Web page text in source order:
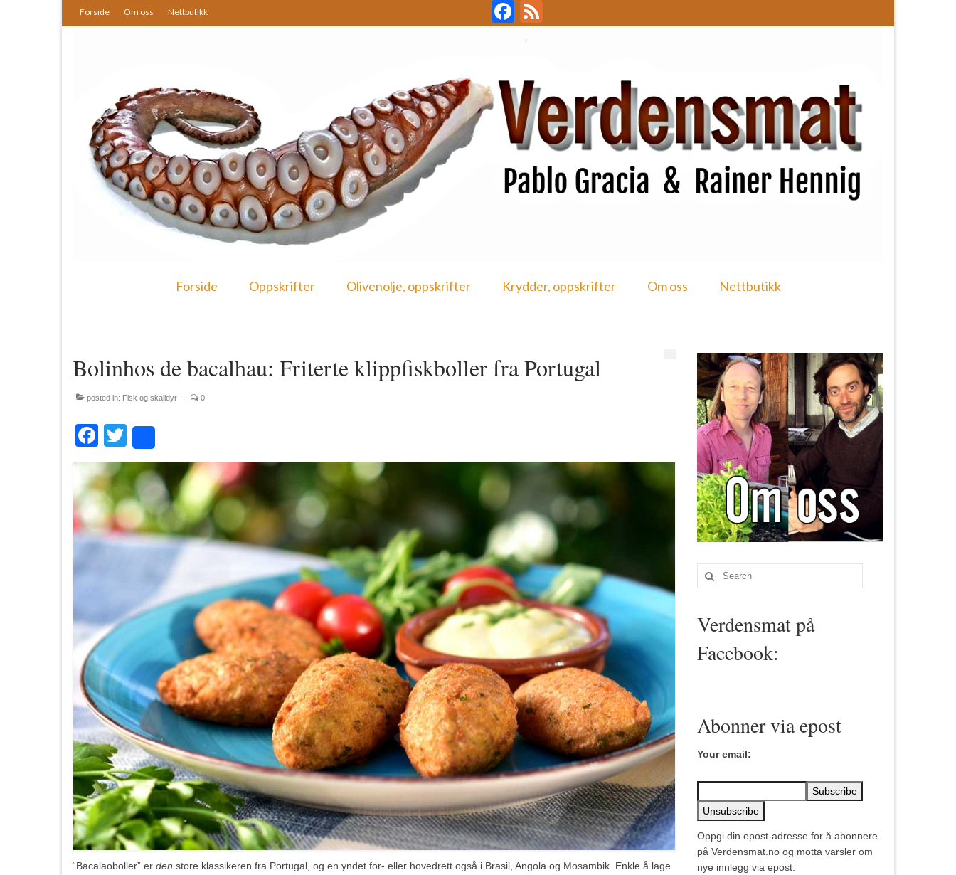
Forside Om oss Nettbutikk Facebook
Forside Oppskrifter Olivenolje, oppskrifter Krydder, oppskrifter Om oss Nettbutikk
Bolinhos de bacalhau: Friterte klippfiskboller fra Portugal
posted in: Fisk og skalldyr | 0
Facebook
Twitter
“Bacalaoboller” er den store klassikeren fra Portugal, og en yndet for- eller hovedrett også i Brasil, Angola og Mosambik. Enkle å lage
Search
for:
Verdensmat på
Facebook:
Abonner via epost
Your email:
Oppgi din epost-adresse for å abonnere
på Verdensmat.no og motta varsler om
nye innlegg via epost.